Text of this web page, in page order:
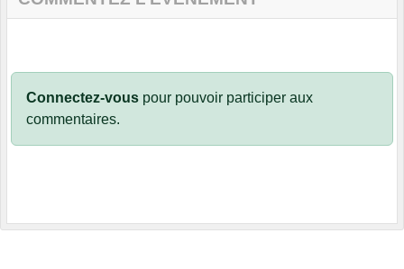
Connectez-vous pour pouvoir participer aux
commentaires.